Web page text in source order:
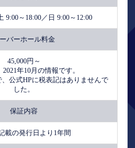
9:00～18:00／日 9:00～12:00
バーホール料金
45,000円～
年10月の情報です。
公式HPに税表記はありませんで
した。
保証内容
載の発行日より1年間